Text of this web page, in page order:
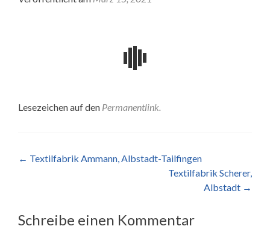
Lesezeichen auf den Permanentlink.
Beitragsnavigation
← Textilfabrik Ammann, Albstadt-Tailfingen
Textilfabrik Scherer,
Albstadt →
Schreibe einen Kommentar